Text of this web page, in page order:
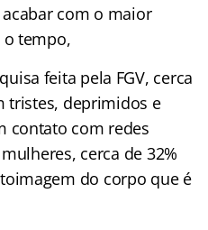
com o maior
o tempo,
feita pela FGV, cerca
tristes, deprimidos e
contato com redes
cerca de 32%
do corpo que é